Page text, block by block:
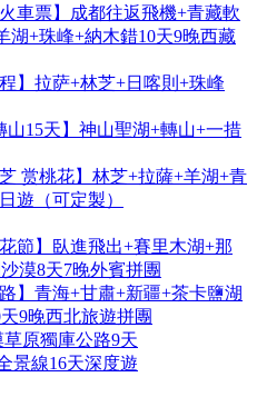
車票】成都往返飛機+青藏軟
湖+珠峰+納木錯10天9晚西藏
】拉萨+林芝+日喀則+珠峰
山15天】神山聖湖+轉山+一措
赏桃花】林芝+拉薩+羊湖+青
遊（可定製）
節】臥進飛出+賽里木湖+那
漠8天7晚外賓拼團
】青海+甘肅+新疆+茶卡鹽湖
9晚西北旅遊拼團
草原獨庫公路9天
景線16天深度遊